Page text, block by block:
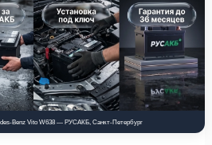
Benz Vito W638 — РУСАКБ, Санкт-Петербург